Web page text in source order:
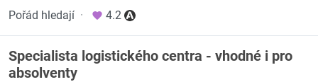
Pořád hledají · 4.2
Specialista logistického centra - vhodné i pro
absolventy